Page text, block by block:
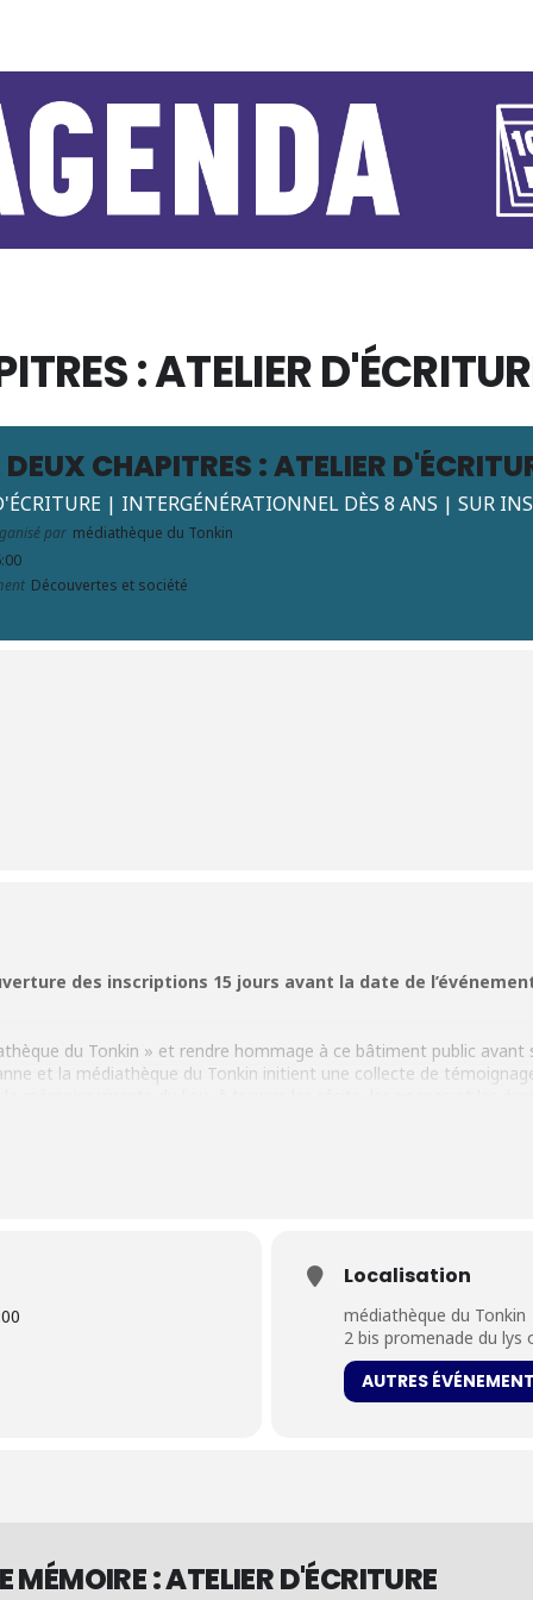
: ATELIER
DEUX CHAPITRES : ATELIER
| INTERGÉNÉRATIONNEL DÈS 8 ANS | SUR
par médiathèque du Tonkin
Découvertes et société
des inscriptions 15 jours avant la date de
du Tonkin » et rendre hommage à ce bâtiment public avant
et la médiathèque du Tonkin initient une collecte de
pour vous ? Quelle y est votre expérience la plus marquante?
accompagnés dans la rédaction de leurs témoignages, la
. Elles vous guideront dans la
de l’histoire collective de la médiathèque. Cet atelier est ouvert à
Localisation
médiathèque du Tonkin
2 bis promenade du lys
AUTRES
MÉMOIRE : ATELIER D'ÉCRITURE